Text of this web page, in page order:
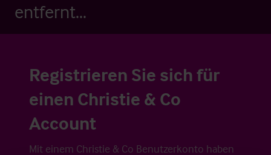
entfernt...
Registrieren Sie sich für
einen Christie & Co
Account
Mit einem Christie & Co Benutzerkonto haben